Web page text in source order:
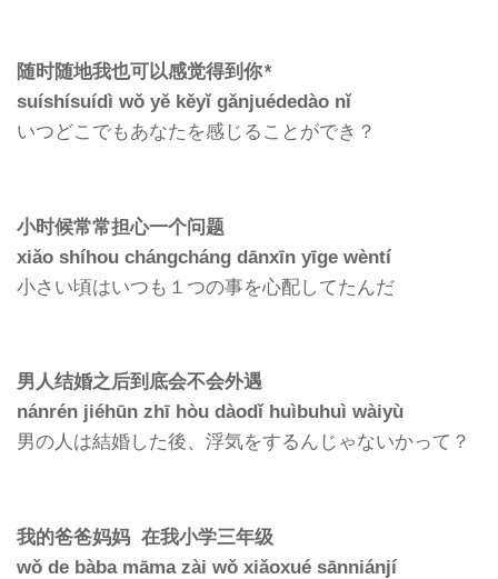
随时随地我也可以感觉得到你*
suíshísuídì wǒ yě kěyǐ gǎnjuédedào nǐ
いつどこでもあなたを感じることができ？
小时候常常担心一个问题
xiǎo shíhou chángcháng dānxīn yīge wèntí
小さい頃はいつも１つの事を心配してたんだ
男人结婚之后到底会不会外遇
nánrén jiéhūn zhī hòu dàodǐ huìbuhuì wàiyù
男の人は結婚した後、浮気をするんじゃないかって？
我的爸爸妈妈 在我小学三年级
wǒ de bàba māma zài wǒ xiǎoxué sānniánjí